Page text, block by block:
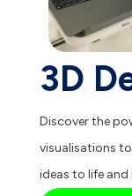
3D
Discover the
visualisations
ideas to life